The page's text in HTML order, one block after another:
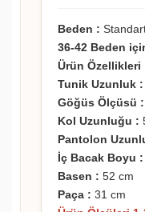
Beden :
36-42 Beden
Ürün Özellikleri
Tunik Uzunluk :
Göğüs Ölçüsü :
Kol Uzunluğu :
Pantolon
İç Bacak Boyu :
Basen : 52 cm
Paça : 31 cm